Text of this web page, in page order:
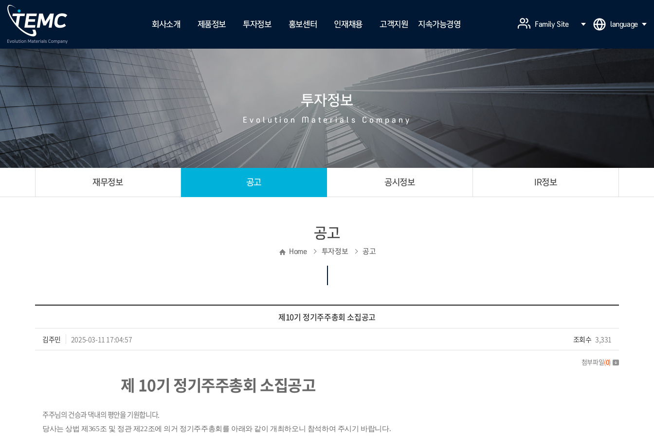
회사소개
기업개요
CEO인사말
연혁
비전
CI소개
찾아오시는
길
제품정보
Rare Gas
Pure Gas
Mixture Gas
보유설비
투자정보 홍보센터
기관인증
민간인증
보도자료
인재채용
직무소개
복리후생
채용안내
고객지원
Contact Us
지속가능경영
제보이용안내
Family Site language
투자정보
Evolution Materials Company
재무정보 공고 공시정보 IR정보
공고
Home 투자정보 공고
제10기 정기주주총회 소집공고
김주민 2025-03-11 17:04:57 조회수 3,331
첨부파일(0)
제 10기 정기주주총회 소집공고
주주님의 건승과 댁내의 평안을 기원합니다.
당사는 상법 제365조 및 정관 제22조에 의거 정기주주총회를 아래와 같이 개최하오니 참석하여 주시기 바랍니다.